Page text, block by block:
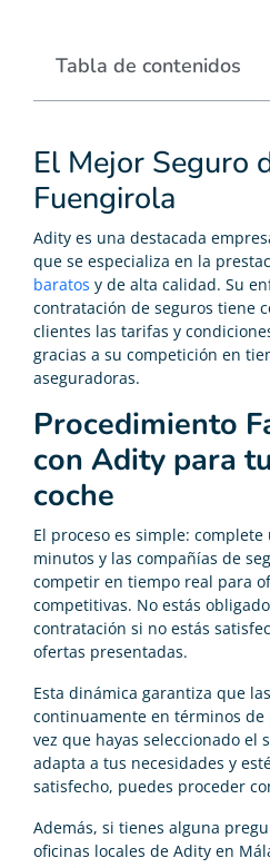
El Mejor Seguro
Fuengirola
Adity es una destacada
que se especializa en la
baratos y de alta calidad. Su
contratación de seguros tiene
clientes las tarifas y
gracias a su competición en
aseguradoras.
Procedimiento
con Adity para
coche
El proceso es simple:
minutos y las compañías de
competir en tiempo real para
competitivas. No estás
contratación si no estás
ofertas presentadas.
Esta dinámica garantiza que
continuamente en términos de
vez que hayas seleccionado el
adapta a tus necesidades y
satisfecho, puedes proceder
Además, si tienes alguna
oficinas locales de Adity en
Tabla de contenidos